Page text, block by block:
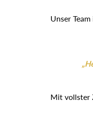
Unser
Mit vollster